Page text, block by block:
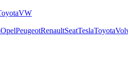
VW
OpelPeugeotRenaultSeatTeslaToyota